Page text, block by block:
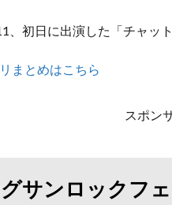
、初日に出演した「チャッ
まとめはこちら
スポン
サンロックフ